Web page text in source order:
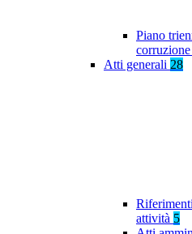
Piano
Atti generali 28
attività 5